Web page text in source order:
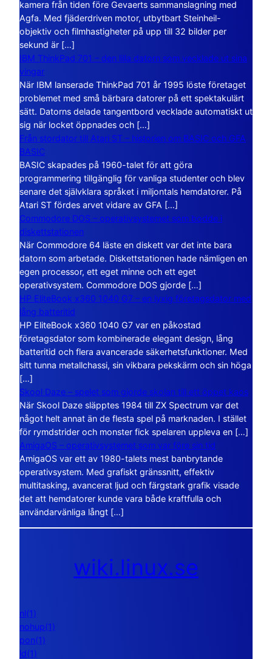
kamera från tiden före Gevaerts sammanslagning med
Agfa. Med fjäderdriven motor, utbytbart Steinheil-
objektiv och filmhastigheter på upp till 32 bilder per
sekund är […]
IBM ThinkPad 701 – den lilla datorn som vecklade ut sina
vingar
När IBM lanserade ThinkPad 701 år 1995 löste företaget
problemet med små bärbara datorer på ett spektakulärt
sätt. Datorns delade tangentbord vecklade automatiskt ut
sig när locket öppnades och […]
Från stordator till Atari ST – historien om BASIC och GFA
BASIC
BASIC skapades på 1960-talet för att göra
programmering tillgänglig för vanliga studenter och blev
senare det självklara språket i miljontals hemdatorer. På
Atari ST fördes arvet vidare av GFA […]
Commodore DOS – operativsystemet som bodde i
diskettstationen
När Commodore 64 läste en diskett var det inte bara
datorn som arbetade. Diskettstationen hade nämligen en
egen processor, ett eget minne och ett eget
operativsystem. Commodore DOS gjorde […]
HP EliteBook x360 1040 G7 – en lyxig företagsdator med
lång batteritid
HP EliteBook x360 1040 G7 var en påkostad
företagsdator som kombinerade elegant design, lång
batteritid och flera avancerade säkerhetsfunktioner. Med
sitt tunna metallchassi, sin vikbara pekskärm och sin höga
[…]
Skool Daze – spelet som gjorde skolan till ett öppet kaos
När Skool Daze släpptes 1984 till ZX Spectrum var det
något helt annat än de flesta spel på marknaden. I stället
för rymdstrider och monster fick spelaren uppleva en […]
AmigaOS – operativsystemet som var före sin tid
AmigaOS var ett av 1980-talets mest banbrytande
operativsystem. Med grafiskt gränssnitt, effektiv
multitasking, avancerat ljud och färgstark grafik visade
det att hemdatorer kunde vara både kraftfulla och
användarvänliga långt […]
wiki.linux.se
nl(1)
nohup(1)
pon(1)
ld(1)